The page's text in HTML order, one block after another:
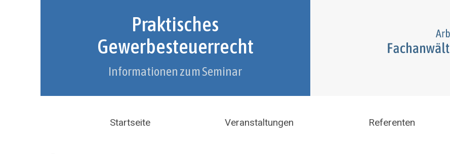
Praktisches
Gewerbesteuerrecht
Informationen zum Seminar
Startseite Veranstaltungen Referenten